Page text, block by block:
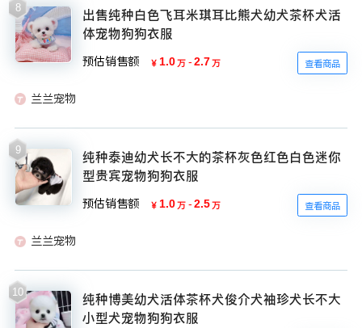
8
出售纯种白色飞耳米琪耳比熊犬幼犬茶杯犬活
体宠物狗狗衣服
预估销售额 ￥ 1.0万 - 2.7万 查看商品
兰兰宠物
9
纯种泰迪幼犬长不大的茶杯灰色红色白色迷你
型贵宾宠物狗狗衣服
预估销售额 ￥ 1.0万 - 2.5万 查看商品
兰兰宠物
10
纯种博美幼犬活体茶杯犬俊介犬袖珍犬长不大
小型犬宠物狗狗衣服